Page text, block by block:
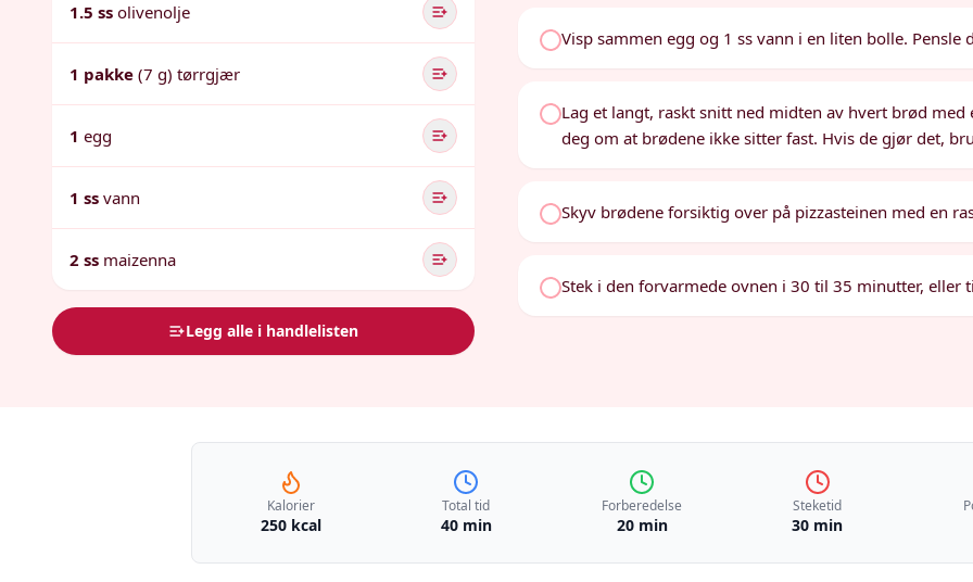
1.5 ss olivenolje
1 pakke (7 g) tørrgjær
1 egg
1 ss vann
2 ss maizenna
Legg alle i handlelisten
Visp sammen egg og 1 ss vann i en liten bolle.
Lag et langt, raskt snitt ned midten av hvert brød
deg om at brødene ikke sitter fast. Hvis de gjør det,
Skyv brødene forsiktig over på pizzasteinen med en
Stek i den forvarmede ovnen i 30 til 35 minutter,
Kalorier
250 kcal
Total tid
40 min
Forberedelse
20 min
Steketid
30 min